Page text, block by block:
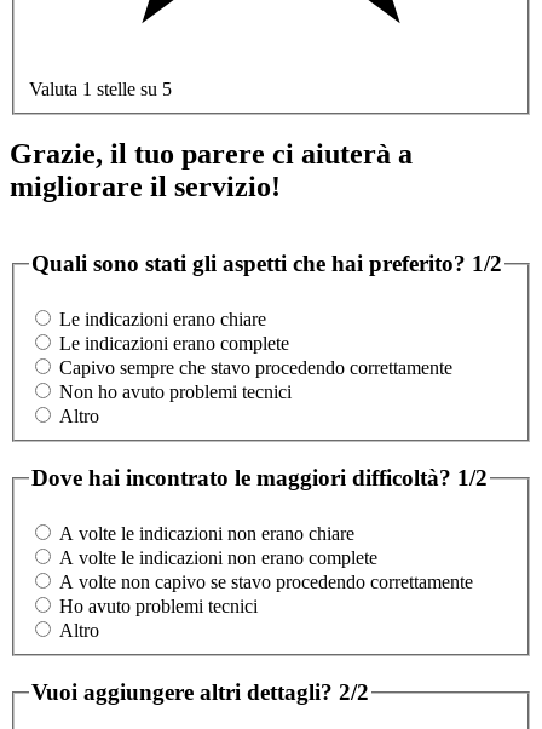
Valuta 1 stelle su 5
Grazie, il tuo parere ci aiuterà a
migliorare il servizio!
Quali sono stati gli aspetti che hai preferito? 1/2
Le indicazioni erano chiare
Le indicazioni erano complete
Capivo sempre che stavo procedendo correttamente
Non ho avuto problemi tecnici
Altro
Dove hai incontrato le maggiori difficoltà? 1/2
A volte le indicazioni non erano chiare
A volte le indicazioni non erano complete
A volte non capivo se stavo procedendo correttamente
Ho avuto problemi tecnici
Altro
Vuoi aggiungere altri dettagli? 2/2